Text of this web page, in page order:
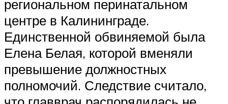
региональном перинатальном
центре в Калининграде.
Единственной обвиняемой была
Елена Белая, которой вменяли
превышение должностных
полномочий. Следствие считало,